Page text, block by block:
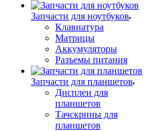
Запчасти для ноутбуков
Клавиатура
Матрицы
Аккумуляторы
Разъемы питания
Запчасти для планшетов
Дисплеи для
планшетов
Тачскрины для
планшетов